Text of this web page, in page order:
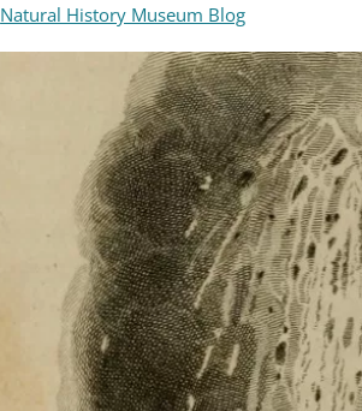
Natural History Museum Blog